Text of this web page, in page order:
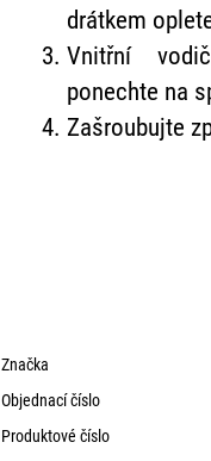
drátkem
Vnitřní
ponechte na
Zašroubujte
Značka
Objednací číslo
Produktové číslo